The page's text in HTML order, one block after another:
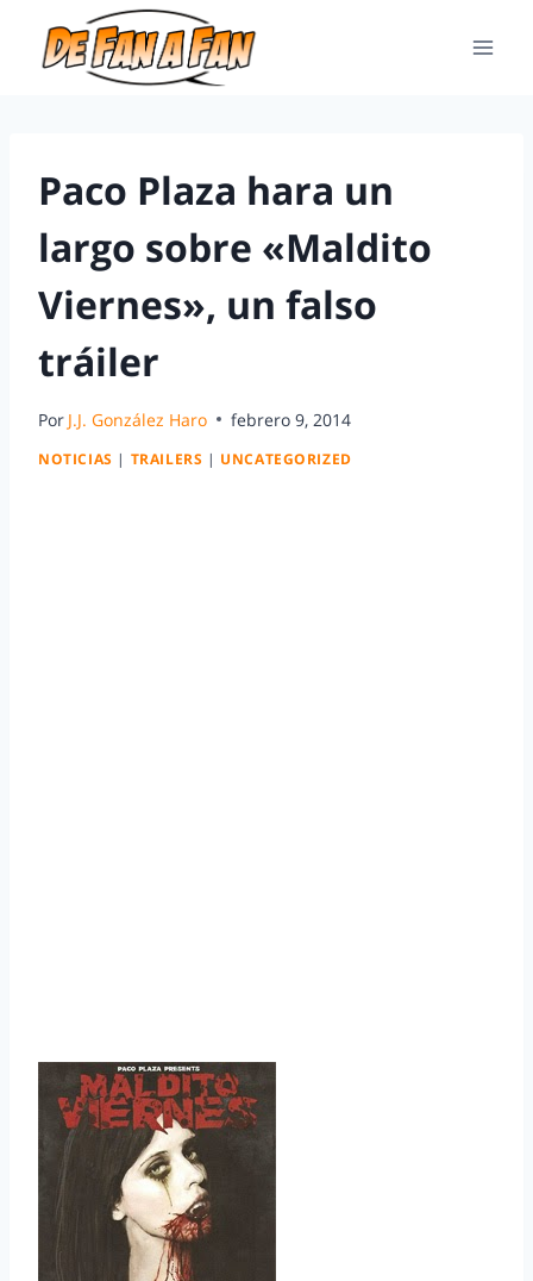
Paco Plaza hara un
largo sobre «Maldito
Viernes», un falso
tráiler
Por J.J. González Haro febrero 9, 2014
NOTICIAS | TRAILERS | UNCATEGORIZED